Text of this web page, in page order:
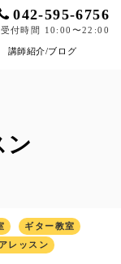
042-595-6756
受付時間 10:00〜22:00
講師紹介/ブログ
ン
ギター教室
レッスン